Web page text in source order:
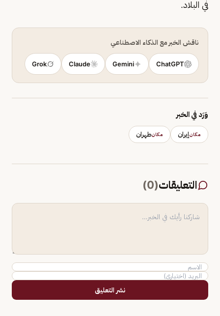
في البلاد.
ناقش الخبر مع الذكاء الاصطناعي
ChatGPT
Gemini
Claude
Grok
وَرَد في الخبر
مكانإيران مكانطهران
التعليقات(
0
)
نشر التعليق